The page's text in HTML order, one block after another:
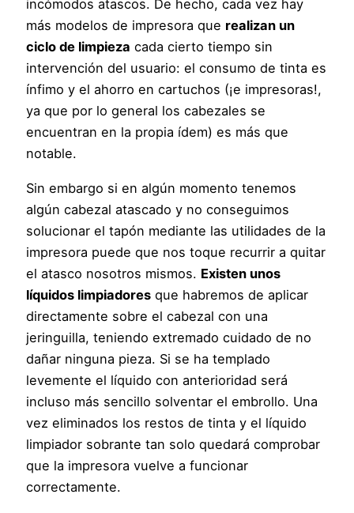
incómodos atascos. De hecho, cada vez hay
más modelos de impresora que realizan un
ciclo de limpieza cada cierto tiempo sin
intervención del usuario: el consumo de tinta es
ínfimo y el ahorro en cartuchos (¡e impresoras!,
ya que por lo general los cabezales se
encuentran en la propia ídem) es más que
notable.
Sin embargo si en algún momento tenemos
algún cabezal atascado y no conseguimos
solucionar el tapón mediante las utilidades de la
impresora puede que nos toque recurrir a quitar
el atasco nosotros mismos. Existen unos
líquidos limpiadores que habremos de aplicar
directamente sobre el cabezal con una
jeringuilla, teniendo extremado cuidado de no
dañar ninguna pieza. Si se ha templado
levemente el líquido con anterioridad será
incluso más sencillo solventar el embrollo. Una
vez eliminados los restos de tinta y el líquido
limpiador sobrante tan solo quedará comprobar
que la impresora vuelve a funcionar
correctamente.